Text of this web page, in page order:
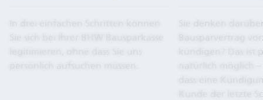
Sie denken
Bausparvertrag
kündigen? Das ist
dass eine